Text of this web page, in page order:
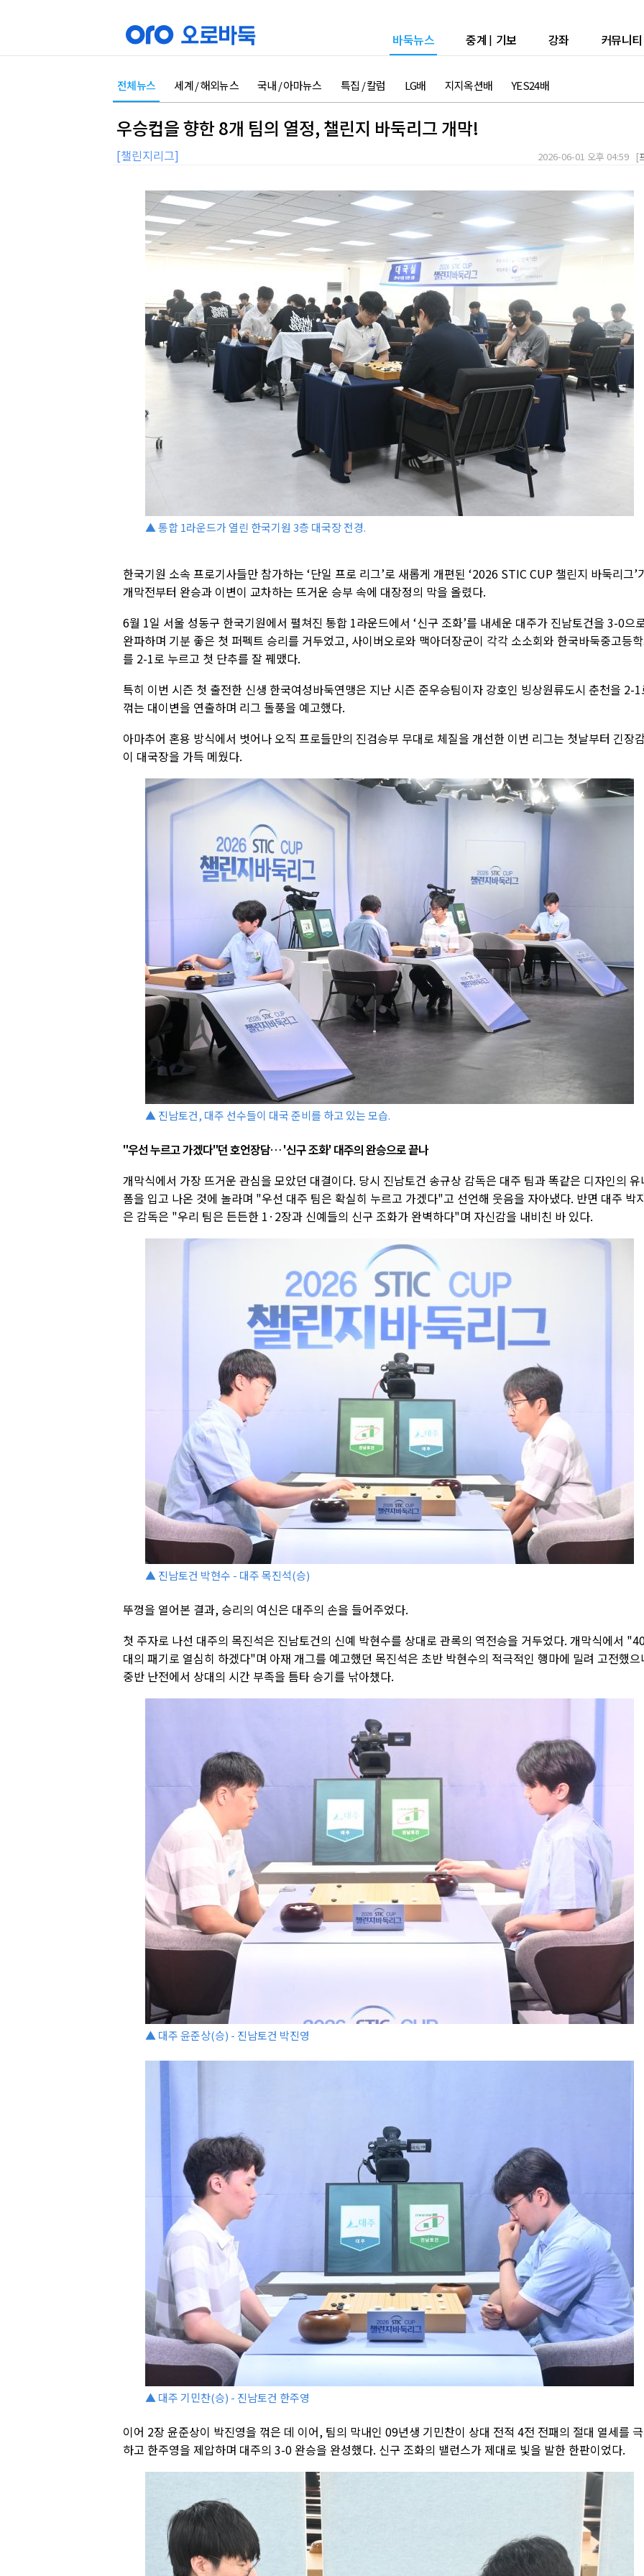
바둑뉴스 중계 | 기보 강좌 커뮤니티
전체뉴스 세계 / 해외뉴스 국내 / 아마뉴스 특집 / 칼럼 LG배 지지옥션배 YES24배
우승컵을 향한 8개 팀의 열정, 챌린지 바둑리그 개막!
[챌린지리그] 2026-06-01 오후 04:59 [
▲ 통합 1라운드가 열린 한국기원 3층 대국장 전경.
한국기원 소속 프로기사들만 참가하는 ‘단일 프로 리그’로 새롭게 개편된 ‘2026 STIC CUP 챌린지 바둑리그’
개막전부터 완승과 이변이 교차하는 뜨거운 승부 속에 대장정의 막을 올렸다.
6월 1일 서울 성동구 한국기원에서 펼쳐진 통합 1라운드에서 ‘신구 조화’를 내세운 대주가 진남토건을 3-0으
완파하며 기분 좋은 첫 퍼펙트 승리를 거두었고, 사이버오로와 맥아더장군이 각각 소소회와 한국바둑중고등
를 2-1로 누르고 첫 단추를 잘 꿰맸다.
특히 이번 시즌 첫 출전한 신생 한국여성바둑연맹은 지난 시즌 준우승팀이자 강호인 빙상원류도시 춘천을 2-
꺾는 대이변을 연출하며 리그 돌풍을 예고했다.
아마추어 혼용 방식에서 벗어나 오직 프로들만의 진검승부 무대로 체질을 개선한 이번 리그는 첫날부터 긴장
이 대국장을 가득 메웠다.
▲ 진남토건, 대주 선수들이 대국 준비를 하고 있는 모습.
"우선 누르고 가겠다"던 호언장담… '신구 조화' 대주의 완승으로 끝나
개막식에서 가장 뜨거운 관심을 모았던 대결이다. 당시 진남토건 송규상 감독은 대주 팀과 똑같은 디자인의 유
폼을 입고 나온 것에 놀라며 "우선 대주 팀은 확실히 누르고 가겠다"고 선언해 웃음을 자아냈다. 반면 대주 박
은 감독은 "우리 팀은 든든한 1·2장과 신예들의 신구 조화가 완벽하다"며 자신감을 내비친 바 있다.
▲ 진남토건 박현수 - 대주 목진석(승)
뚜껑을 열어본 결과, 승리의 여신은 대주의 손을 들어주었다.
첫 주자로 나선 대주의 목진석은 진남토건의 신예 박현수를 상대로 관록의 역전승을 거두었다. 개막식에서
대의 패기로 열심히 하겠다"며 아재 개그를 예고했던 목진석은 초반 박현수의 적극적인 행마에 밀려 고전했
중반 난전에서 상대의 시간 부족을 틈타 승기를 낚아챘다.
▲ 대주 윤준상(승) - 진남토건 박진영
▲ 대주 기민찬(승) - 진남토건 한주영
이어 2장 윤준상이 박진영을 꺾은 데 이어, 팀의 막내인 09년생 기민찬이 상대 전적 4전 전패의 절대 열세를
하고 한주영을 제압하며 대주의 3-0 완승을 완성했다. 신구 조화의 밸런스가 제대로 빛을 발한 한판이었다.